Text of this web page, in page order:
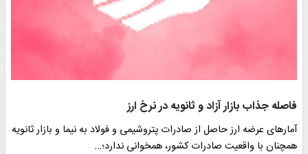
فاصله جذاب بازار آزاد و ثانویه در نرخ ارز
آمارهای عرضه ارز حاصل از صادرات پتروشیمی و فولاد به نیما و بازار ثانویه
همچنان با واقعیت صادرات کشور، همخوانی ندارد؛…